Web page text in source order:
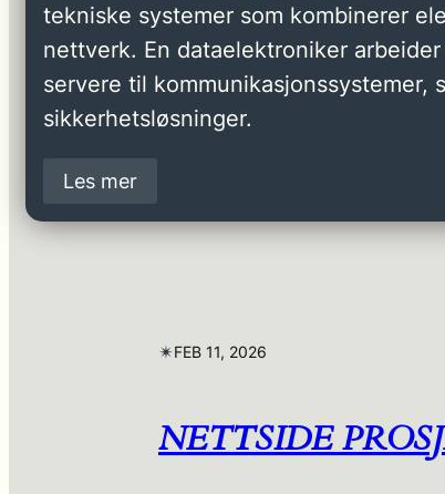
tekniske systemer som kombinerer
nettverk. En dataelektroniker
servere til kommunikasjonssystemer,
sikkerhetsløsninger.
Les mer
✴︎FEB 11, 2026
NETTSIDE